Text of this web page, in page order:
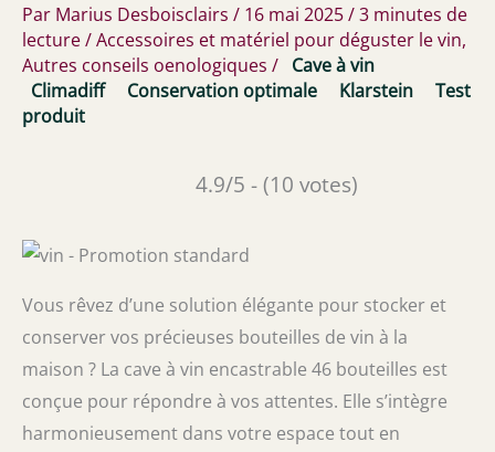
Par Marius Desboisclairs / 16 mai 2025/3 minutes de
lecture/Accessoires et matériel pour déguster le vin,
Autres conseils oenologiques / Cave à vin
Climadiff
Conservation optimale Klarstein
Test
produit
4.9/5 - (10 votes)
Vous rêvez d’une solution élégante pour stocker et
conserver vos précieuses bouteilles de vin à la
maison ? La cave à vin encastrable 46 bouteilles est
conçue pour répondre à vos attentes. Elle s’intègre
harmonieusement dans votre espace tout en